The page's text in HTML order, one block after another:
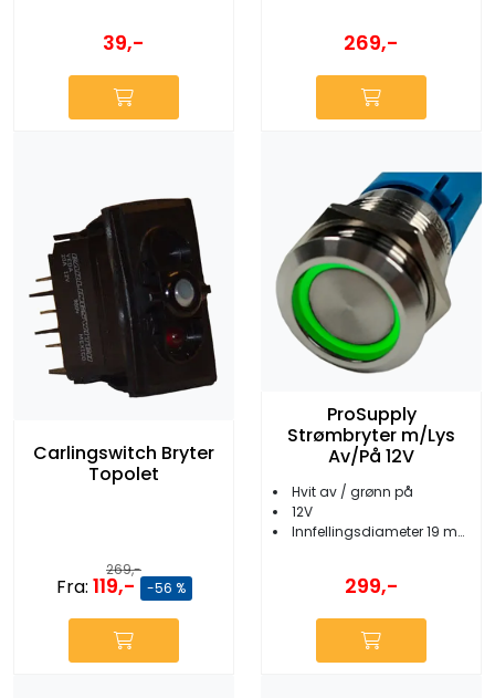
39,- 269,-
Carlingswitch Bryter
Topolet
269,-
Fra: 119,- -56 %
ProSupply
Strømbryter m/Lys
Av/På 12V
Hvit av / grønn på
12V
Innfellingsdiameter 19 mm
299,-